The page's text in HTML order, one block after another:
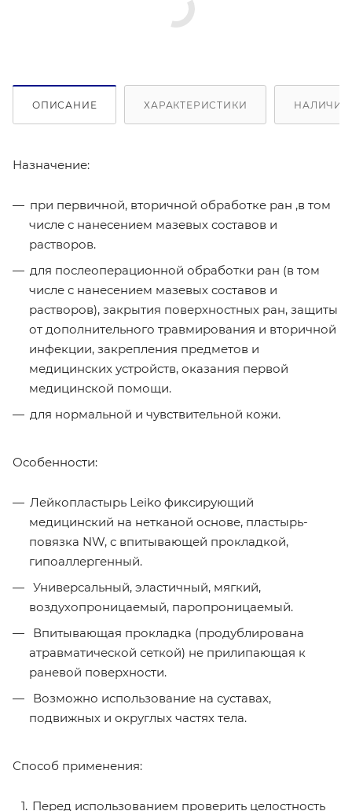
ОПИСАНИЕ ХАРАКТЕРИСТИКИ НАЛИЧИЕ
Назначение:
при первичной, вторичной обработке ран ,в том
числе с нанесением мазевых составов и
растворов.
для послеоперационной обработки ран (в том
числе с нанесением мазевых составов и
растворов), закрытия поверхностных ран, защиты
от дополнительного травмирования и вторичной
инфекции, закрепления предметов и
медицинских устройств, оказания первой
медицинской помощи.
для нормальной и чувствительной кожи.
Особенности:
Лейкопластырь Leiko фиксирующий
медицинский на нетканой основе, пластырь-
повязка NW, с впитывающей прокладкой,
гипоаллергенный.
Универсальный, эластичный, мягкий,
воздухопроницаемый, паропроницаемый.
Впитывающая прокладка (продублирована
атравматической сеткой) не прилипающая к
раневой поверхности.
Возможно использование на суставах,
подвижных и округлых частях тела.
Способ применения:
Перед использованием проверить целостность